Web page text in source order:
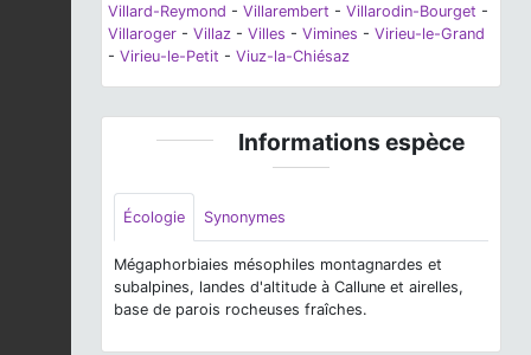
Villard-Reymond - Villarembert - Villarodin-Bourget -
Villaroger - Villaz - Villes - Vimines - Virieu-le-Grand
- Virieu-le-Petit - Viuz-la-Chiésaz
Informations espèce
Écologie Synonymes
Mégaphorbiaies mésophiles montagnardes et
subalpines, landes d'altitude à Callune et airelles,
base de parois rocheuses fraîches.